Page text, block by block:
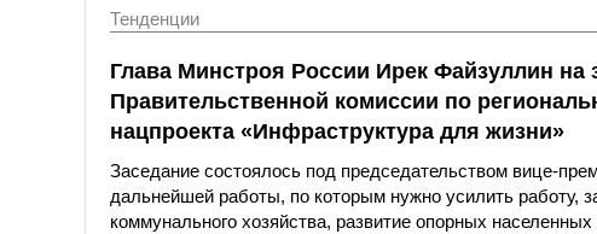
Тенденции
Глава Минстроя России Ирек Файзуллин на
Правительственной комиссии по
нацпроекта «Инфраструктура для жизни»
Заседание состоялось под председательством вице-
дальнейшей работы, по которым нужно усилить
коммунального хозяйства, развитие опорных